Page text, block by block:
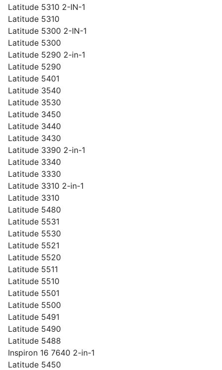
Latitude 5310 2-IN-1
Latitude 5310
Latitude 5300 2-IN-1
Latitude 5300
Latitude 5290 2-in-1
Latitude 5290
Latitude 5401
Latitude 3540
Latitude 3530
Latitude 3450
Latitude 3440
Latitude 3430
Latitude 3390 2-in-1
Latitude 3340
Latitude 3330
Latitude 3310 2-in-1
Latitude 3310
Latitude 5480
Latitude 5531
Latitude 5530
Latitude 5521
Latitude 5520
Latitude 5511
Latitude 5510
Latitude 5501
Latitude 5500
Latitude 5491
Latitude 5490
Latitude 5488
Inspiron 16 7640 2-in-1
Latitude 5450